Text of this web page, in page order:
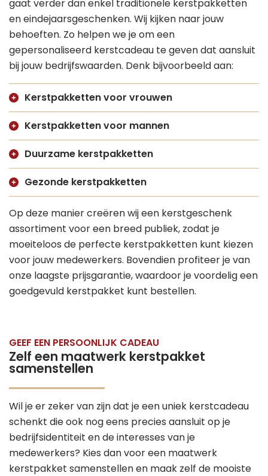
gaat verder dan enkel traditionele kerstpakketten
en eindejaarsgeschenken. Wij kijken naar jouw
behoeften. Zo helpen we je om een
gepersonaliseerd kerstcadeau te geven dat aansluit
bij jouw bedrijfswaarden. Denk bijvoorbeeld aan:
Kerstpakketten voor vrouwen
Kerstpakketten voor mannen
Duurzame kerstpakketten
Gezonde kerstpakketten
Op deze manier creëren wij een kerstgeschenk
assortiment voor een breed publiek, zodat je
moeiteloos de perfecte kerstpakketten kunt kiezen
voor jouw medewerkers. Bovendien profiteer je van
onze laagste prijsgarantie, waardoor je voordelig een
goedgevuld kerstpakket kunt bestellen.
GEEF EEN PERSOONLIJK CADEAU
Zelf een maatwerk kerstpakket
samenstellen
Wil je er zeker van zijn dat je een uniek kerstcadeau
schenkt die ook nog eens precies aansluit op je
bedrijfsidentiteit en de interesses van je
medewerkers? Kies dan voor een maatwerk
kerstpakket samenstellen en maak zelf de mooiste